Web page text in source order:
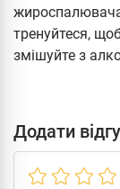
тренуйтеся,
змішуйте з
Додати